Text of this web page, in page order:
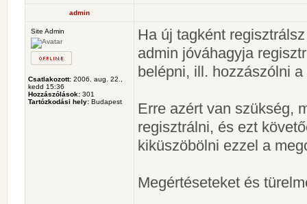
admin
Site Admin
Csatlakozott: 2006. aug. 22.,
kedd 15:36
Hozzászólások: 301
Tartózkodási hely: Budapest
Ha új tagként
admin jóváhagyja
belépni, ill. hozzászólni
Erre azért van szükség,
regisztrálni, és ezt
kiküszöbölni ezzel a
Megértéseteket és